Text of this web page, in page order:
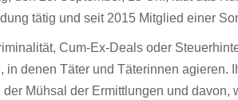
tätig und seit 2015 Mitglied einer
Cum-Ex-Deals oder
in denen Täter und Täterinnen agieren.
der Mühsal der Ermittlungen und